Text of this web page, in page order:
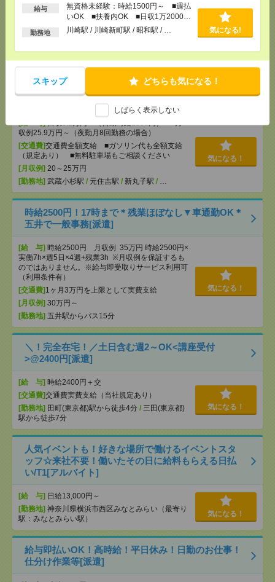
給与
無資格未経験：時給1500円～ ■週払
いOK ■扶養内OK ■日収1万2000円
以上
勤務地 川崎駅 / 川崎新町駅 / 昭和駅 / … 気になる!
スキップ どちらも気になる！
しばらく表示しない
時給1800円 月収例 201,600円+残業代
[交通費]全額支給
入浴ナシ＊夜勤でゆったり見守りだけ＊週1日～無理
なく働ける[派遣]
[給 与]日収3.2万円～（日勤時給1800円） ■月
収例25.9万円～（夜勤月8回勤務の場合）
[交通費]交通費全額支給 ■ガソリン代も全額支給
（規定あり） ■無料駐車場もご相談ください
[月収例] 20～25万円
[勤務地] 武蔵小杉駅 / 元住吉駅 / 新丸子駅 / …
気になる！
時給2500円！17時まで＊残業ほぼなし▼車通勤OK＊
五井で一般事務[派遣]
[給 与] 時給2500円 月収例 35万円 時給2500円×
実働7h×週5日×4週+残業3h ※月収例を保証するも
のではありません。※給与即受取りサービス利用可
（利用条件有）
[交通費] 1ヶ月3万円を上限として実費支給
[月収例] 30万円～
[勤務地] 五井駅からバス15分
気になる！
＼！完全在宅！／土日含む週2～OK<講座受付
>@2400円[派遣]
[給 与] 時給2400円＋交
[交通費]交通費実費支給（当社規定あり）
[勤務地] 田町(東京都)駅から徒歩4分 / 三田(東京都)
駅から徒歩7分
気になる！
人気イベントも！好きな場所で働けるイベントスタ
ッフ☆来社不要！働いたその日に給料もらえる日払
い/T1[アルバイト]
[給 与] 日給13,000円～
[勤務地] 神奈川県横浜市西区みなとみらい（最寄り
駅：みなとみらい駅）
気になる！
給与即払いOK！高時給！平日休み！日勤のお仕事！
仕分け作業等[派遣]